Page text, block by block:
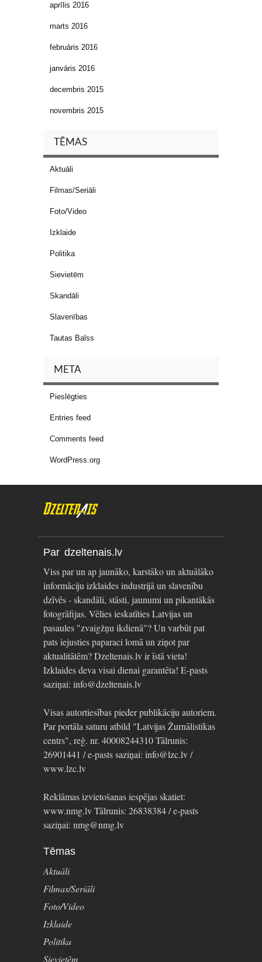
aprīlis 2016
marts 2016
februāris 2016
janvāris 2016
decembris 2015
novembris 2015
TĒMAS
Aktuāli
Filmas/Seriāli
Foto/Video
Izklaide
Politika
Sievietēm
Skandāli
Slavenības
Tautas Balss
META
Pieslēgties
Entries feed
Comments feed
WordPress.org
Par dzeltenais.lv
Viss par un ap jaunāko, karstāko un aktuālāko
informāciju izklaides industrijā un slavenību
dzīvēs - skandāli, stāsti, jaunumi un pikantākās
fotogrāfijas. Vēlies ieskatīties Latvijas un
pasaules "zvaigžņu ikdienā"? Un varbūt pat
pats iejusties paparaci lomā un ziņot par
aktualitātēm? Dzeltenais.lv ir īstā vieta!
Izklaides deva visai dienai garantēta! E-pasts
saziņai: info@dzeltenais.lv
Visas autortiesības pieder publikāciju autoriem.
Par portāla saturu atbild "Latvijas Žurnālistikas
centrs", reģ. nr. 40008244310 Tālrunis:
26901441 / e-pasts saziņai: info@lzc.lv /
www.lzc.lv
Reklāmas izvietošanas iespējas skatiet:
www.nmg.lv Tālrunis: 26838384 / e-pasts
saziņai: nmg@nmg.lv
Tēmas
Aktuāli
Filmas/Seriāli
Foto/Video
Izklaide
Politika
Sievietēm